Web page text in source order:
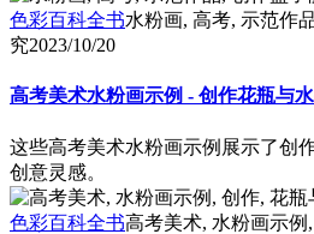
色彩百科全书水粉画, 高考, 示范作
究2023/10/20
高考美术水粉画示例 - 创作花瓶与
这些高考美术水粉画示例展示了创
创意灵感。
色彩百科全书高考美术, 水粉画示